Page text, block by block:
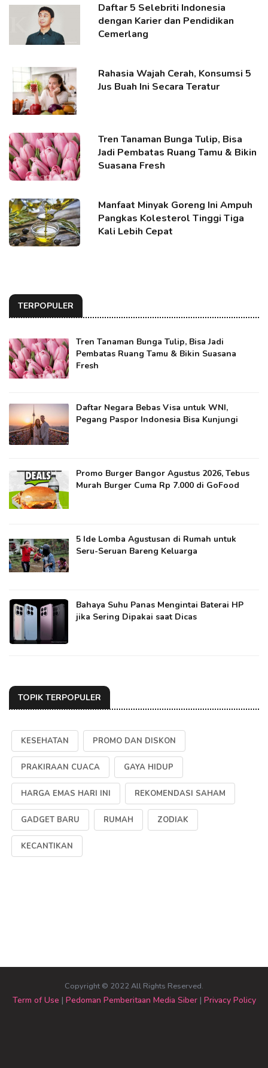
Daftar 5 Selebriti Indonesia
dengan Karier dan Pendidikan
Cemerlang
Rahasia Wajah Cerah, Konsumsi 5
Jus Buah Ini Secara Teratur
Tren Tanaman Bunga Tulip, Bisa
Jadi Pembatas Ruang Tamu & Bikin
Suasana Fresh
Manfaat Minyak Goreng Ini Ampuh
Pangkas Kolesterol Tinggi Tiga
Kali Lebih Cepat
TERPOPULER
Tren Tanaman Bunga Tulip, Bisa Jadi
Pembatas Ruang Tamu & Bikin Suasana
Fresh
Daftar Negara Bebas Visa untuk WNI,
Pegang Paspor Indonesia Bisa Kunjungi
Promo Burger Bangor Agustus 2026, Tebus
Murah Burger Cuma Rp 7.000 di GoFood
5 Ide Lomba Agustusan di Rumah untuk
Seru-Seruan Bareng Keluarga
Bahaya Suhu Panas Mengintai Baterai HP
jika Sering Dipakai saat Dicas
TOPIK TERPOPULER
KESEHATAN PROMO DAN DISKON
PRAKIRAAN CUACA GAYA HIDUP
HARGA EMAS HARI INI REKOMENDASI SAHAM
GADGET BARU RUMAH ZODIAK
KECANTIKAN
Copyright © 2022 All Rights Reserved.
Term of Use | Pedoman Pemberitaan Media Siber| Privacy Policy